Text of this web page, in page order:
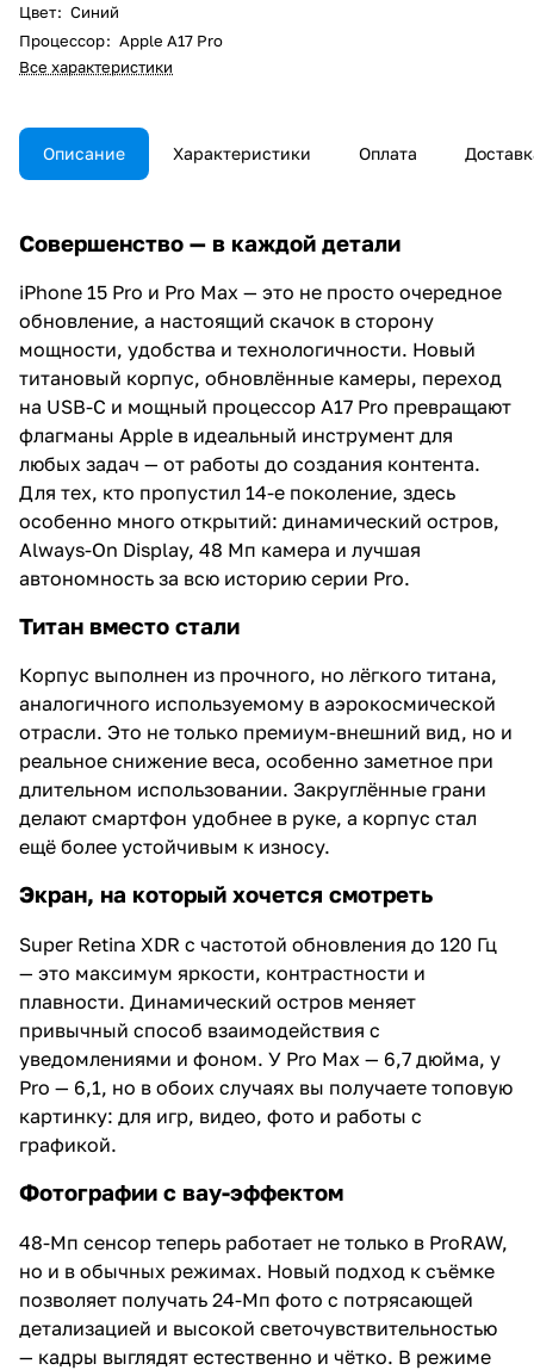
Цвет: Синий
Процессор: Apple A17 Pro
Все характеристики
Описание Характеристики Оплата
Совершенство — в каждой детали
iPhone 15 Pro и Pro Max — это не просто очередное
обновление, а настоящий скачок в сторону
мощности, удобства и технологичности. Новый
титановый корпус, обновлённые камеры, переход
на USB-C и мощный процессор A17 Pro превращают
флагманы Apple в идеальный инструмент для
любых задач — от работы до создания контента.
Для тех, кто пропустил 14-е поколение, здесь
особенно много открытий: динамический остров,
Always-On Display, 48 Мп камера и лучшая
автономность за всю историю серии Pro.
Титан вместо стали
Корпус выполнен из прочного, но лёгкого титана,
аналогичного используемому в аэрокосмической
отрасли. Это не только премиум-внешний вид, но и
реальное снижение веса, особенно заметное при
длительном использовании. Закруглённые грани
делают смартфон удобнее в руке, а корпус стал
ещё более устойчивым к износу.
Экран, на который хочется смотреть
Super Retina XDR с частотой обновления до 120 Гц
— это максимум яркости, контрастности и
плавности. Динамический остров меняет
привычный способ взаимодействия с
уведомлениями и фоном. У Pro Max — 6,7 дюйма, у
Pro — 6,1, но в обоих случаях вы получаете топовую
картинку: для игр, видео, фото и работы с
графикой.
Фотографии с вау-эффектом
48-Мп сенсор теперь работает не только в ProRAW,
но и в обычных режимах. Новый подход к съёмке
позволяет получать 24-Мп фото с потрясающей
детализацией и высокой светочувствительностью
— кадры выглядят естественно и чётко. В режиме